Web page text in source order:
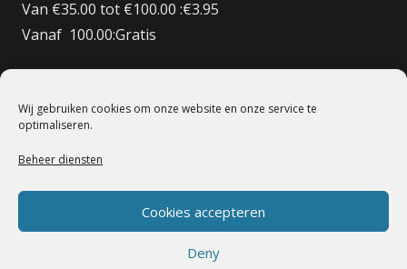
Wij gebruiken cookies om onze website en onze service te
optimaliseren.
Beheer diensten
Cookies accepteren
Deny
Van €35.00 tot €100.00 :€3.95
Vanaf 100.00:Gratis
Bestellingen BE/DE:€ 12.50
Bestellingen BE Boven de €150 Gratis verzenden
Bestellingen FR:€15.00
Powerd By BoomerICT